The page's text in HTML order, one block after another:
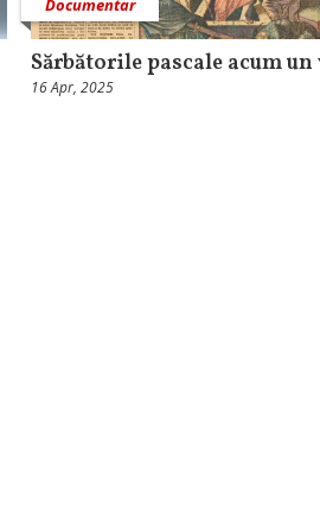
Sărbătorile pascale acum un
16 Apr, 2025